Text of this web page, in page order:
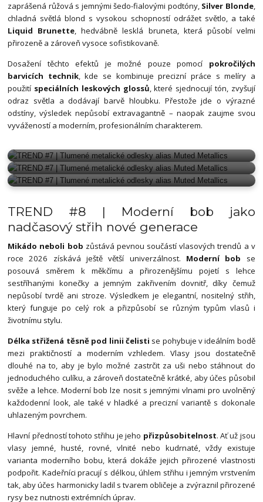
zaprášená růžová s jemnými šedo-fialovými podtóny, Silver Blonde,
chladná světlá blond s vysokou schopností odrážet světlo, a také
Liquid Brunette, hedvábně lesklá bruneta, která působí velmi
přirozeně a zároveň vysoce sofistikovaně.
Dosažení těchto efektů je možné pouze pomocí pokročilých
barvicích technik, kde se kombinuje precizní práce s melíry a
použití speciálních leskových glossů, které sjednocují tón, zvyšují
odraz světla a dodávají barvě hloubku. Přestože jde o výrazné
odstíny, výsledek nepůsobí extravagantně – naopak zaujme svou
vyvážeností a moderním, profesionálním charakterem.
MUTED METALLICS
MUTED METALLICS
TREND #8 | Moderní bob jako
nadčasový střih nové generace
Mikádo neboli bob zůstává pevnou součástí vlasových trendů a v
roce 2026 získává ještě větší univerzálnost. Moderní bob se
posouvá směrem k měkčímu a přirozenějšímu pojetí s lehce
sestříhanými konečky a jemným zakřivením dovnitř, díky čemuž
nepůsobí tvrdě ani stroze. Výsledkem je elegantní, nositelný střih,
který funguje po celý rok a přizpůsobí se různým typům vlasů i
životnímu stylu.
Délka střižená těsně pod linii čelisti se pohybuje v ideálním bodě
mezi praktičností a moderním vzhledem. Vlasy jsou dostatečně
dlouhé na to, aby je bylo možné zastrčit za uši nebo stáhnout do
jednoduchého culíku, a zároveň dostatečně krátké, aby účes působil
svěže a lehce. Moderní bob lze nosit s jemnými vlnami pro uvolněný
každodenní look, ale také v hladké a precizní variantě s dokonale
uhlazeným povrchem.
Hlavní předností tohoto střihu je jeho přizpůsobitelnost. Ať už jsou
vlasy jemné, husté, rovné, vlnité nebo kudrnaté, vždy existuje
varianta moderního bobu, která dokáže jejich přirozené vlastnosti
podpořit. Kadeřníci pracují s délkou, úhlem střihu i jemným vrstvením
tak, aby účes harmonicky ladil s tvarem obličeje a zvýraznil přirozené
rysy bez nutnosti extrémních úprav.